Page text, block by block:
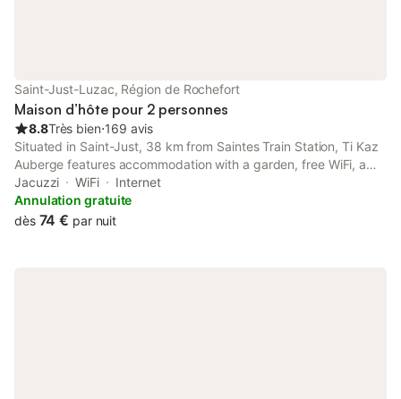
Saint-Just-Luzac, Région de Rochefort
Maison d’hôte pour 2 personnes
8.8Très bien⋅169 avis
Situated in Saint-Just, 38 km from Saintes Train Station, Ti Kaz
Auberge features accommodation with a garden, free WiFi, a
shared kitchen, and bicycle parking. Featuring a shared lounge,
this property also provides guests with a picnic area.
Jacuzzi WiFi
Internet
Annulation gratuite
dès 74 € par nuit